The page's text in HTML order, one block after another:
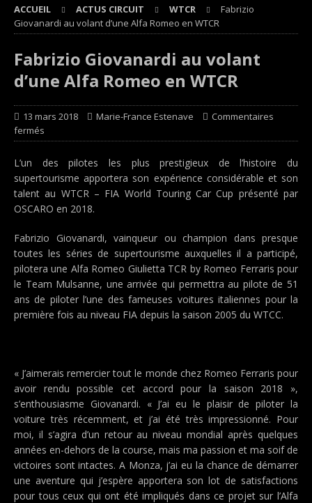
ACCUEIL ACTUS CIRCUIT WTCR
Fabrizio
Giovanardi au volant d’une Alfa Romeo en WTCR
Fabrizio Giovanardi au volant
d’une Alfa Romeo en WTCR
13 mars 2018 Marie-France Estenave
Commentaires
fermés
L’un des pilotes les plus prestigieux de l’histoire du
supertourisme apportera son expérience considérable et son
talent au WTCR – FIA World Touring Car Cup présenté par
OSCARO en 2018.
Fabrizio Giovanardi, vainqueur ou champion dans presque
toutes les séries de supertourisme auxquelles il a participé,
pilotera une Alfa Romeo Giulietta TCR by Romeo Ferraris pour
le Team Mulsanne, une arrivée qui permettra au pilote de 51
ans de piloter l’une des fameuses voitures italiennes pour la
première fois au niveau FIA depuis la saison 2005 du WTCC.
« J’aimerais remercier tout le monde chez Romeo Ferraris pour
avoir rendu possible cet accord pour la saison 2018 »,
s’enthousiasme Giovanardi. « J’ai eu le plaisir de piloter la
voiture très récemment, et j’ai été très impressionné. Pour
moi, il s’agira d’un retour au niveau mondial après quelques
années en-dehors de la course, mais ma passion et ma soif de
victoires sont intactes. A Monza, j’ai eu la chance de démarrer
une aventure qui j’espère apportera son lot de satisfactions
pour tous ceux qui ont été impliqués dans ce projet sur l’Alfa